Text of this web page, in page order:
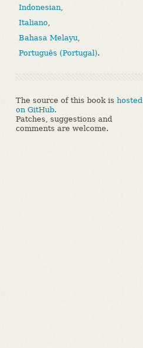
Indonesian,
Italiano,
Bahasa Melayu,
Português (Portugal).
The source of this book is hosted
on GitHub.
Patches, suggestions and
comments are welcome.